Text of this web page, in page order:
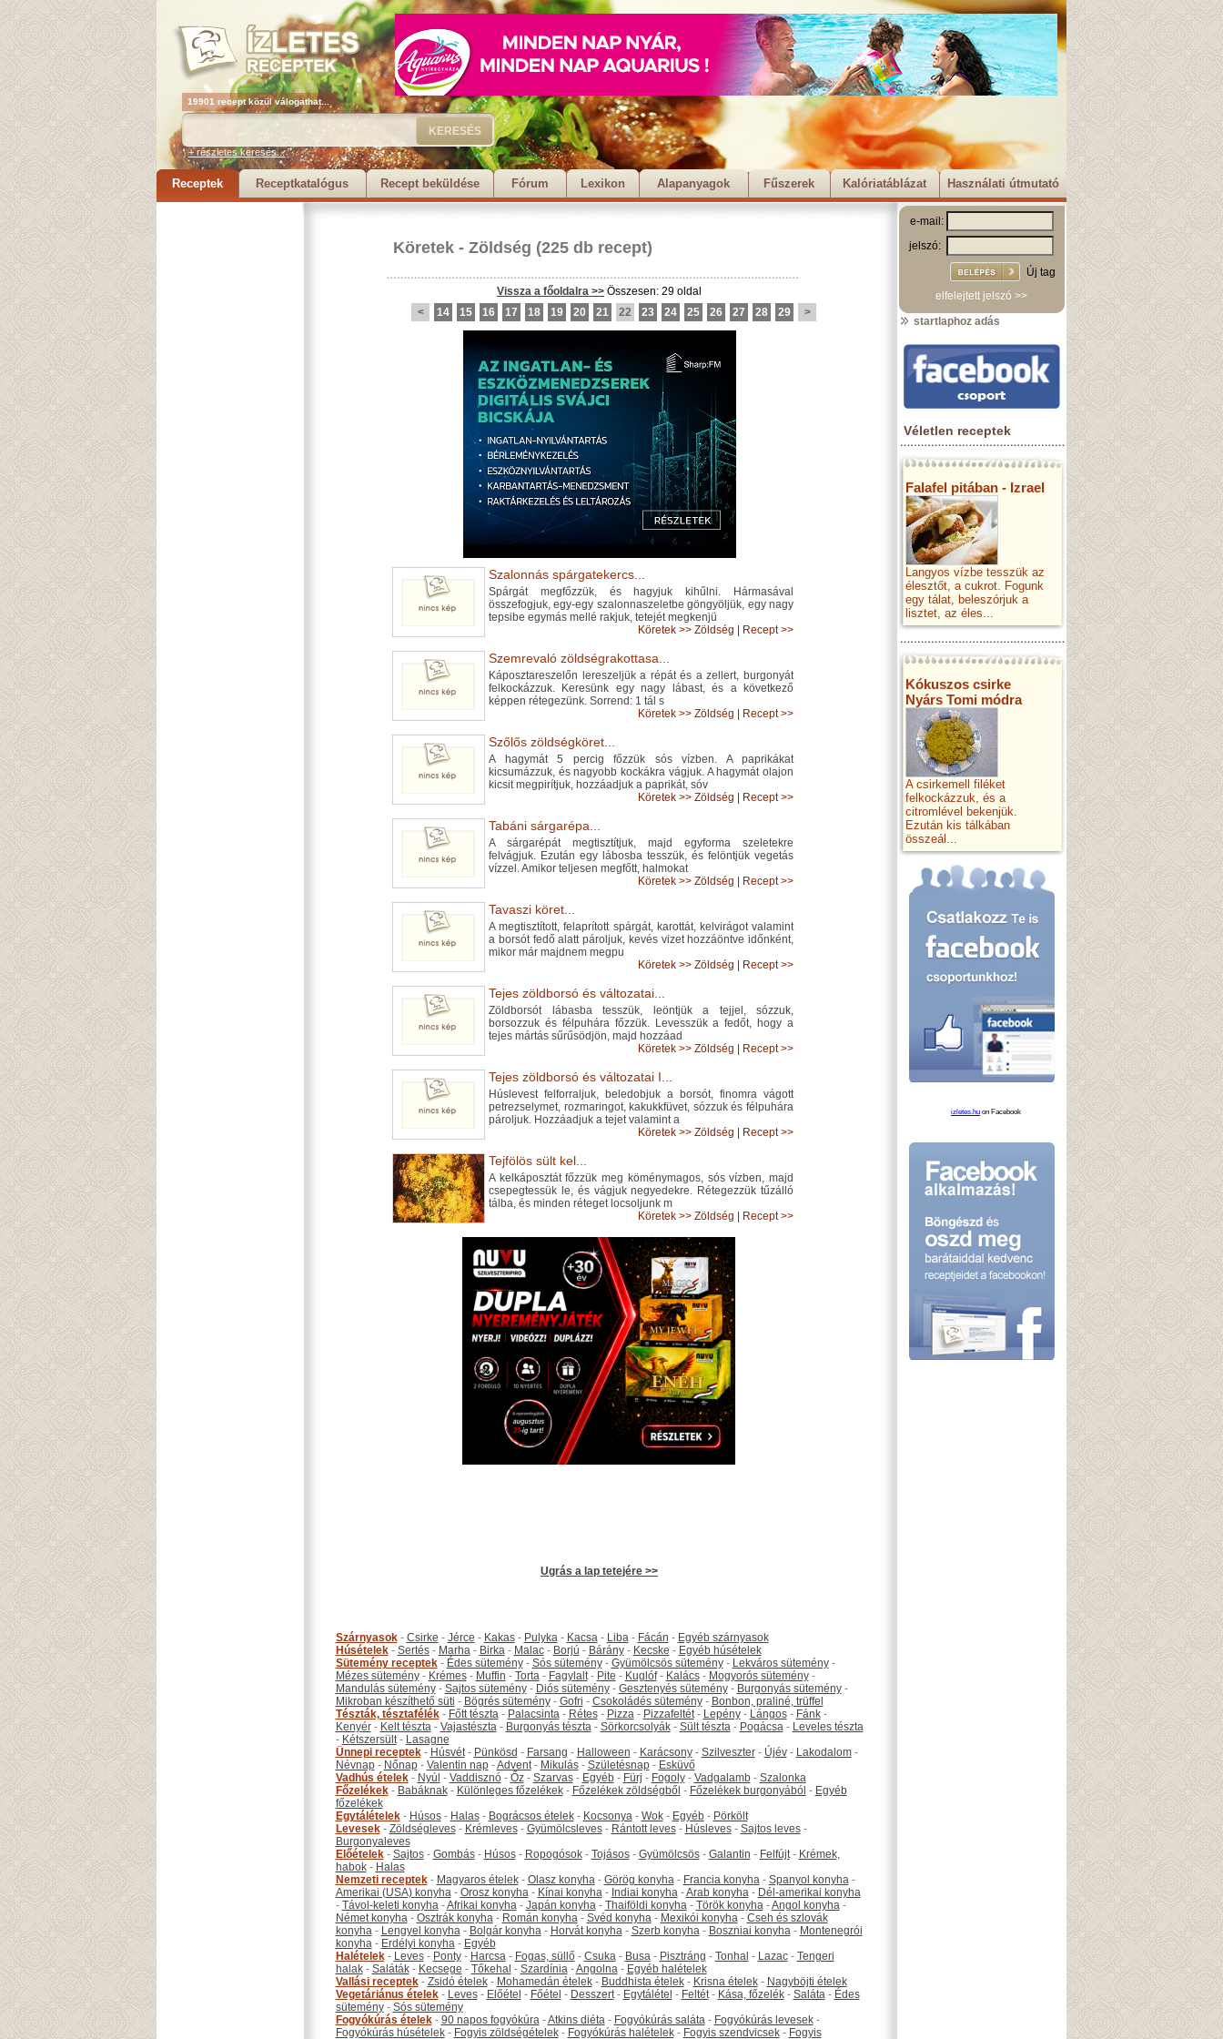
19901 recept közül válogathat...
+ részletes keresés...
Receptek Receptkatalógus Recept beküldése Fórum Lexikon Alapanyagok Fűszerek Kalóriatáblázat Használati útmutató
Köretek - Zöldség (225 db recept)
Vissza a főoldalra >> Összesen: 29 oldal
<
14 15 16 17 18 19 20 21 22 23 24 25 26 27 28 29 >
Szalonnás spárgatekercs...
Spárgát megfőzzük, és hagyjuk kihűlni. Hármasával
összefogjuk, egy-egy szalonnaszeletbe göngyöljük, egy nagy
tepsibe egymás mellé rakjuk, tetejét megkenjü
Köretek >> Zöldség Recept >>
Szemrevaló zöldségrakottasa...
Káposztareszelőn lereszeljük a répát és a zellert, burgonyát
felkockázzuk. Keresünk egy nagy lábast, és a következő
képpen rétegezünk. Sorrend: 1 tál s
Köretek >> Zöldség Recept >>
Szőlős zöldségköret...
A hagymát 5 percig főzzük sós vízben. A paprikákat
kicsumázzuk, és nagyobb kockákra vágjuk. A hagymát olajon
kicsit megpirítjuk, hozzáadjuk a paprikát, sóv
Köretek >> Zöldség Recept >>
Tabáni sárgarépa...
A sárgarépát megtisztítjuk, majd egyforma szeletekre
felvágjuk. Ezután egy lábosba tesszük, és felöntjük vegetás
vízzel. Amikor teljesen megfőtt, halmokat
Köretek >> Zöldség Recept >>
Tavaszi köret...
A megtisztított, felaprított spárgát, karottát, kelvirágot valamint
a borsót fedő alatt pároljuk, kevés vizet hozzáöntve időnként,
mikor már majdnem megpu
Köretek >> Zöldség Recept >>
Tejes zöldborsó és változatai...
Zöldborsót lábasba tesszük, leöntjük a tejjel, sózzuk,
borsozzuk és félpuhára főzzük. Levesszük a fedőt, hogy a
tejes mártás sűrűsödjön, majd hozzáad
Köretek >> Zöldség Recept >>
Tejes zöldborsó és változatai I...
Húslevest felforraljuk, beledobjuk a borsót, finomra vágott
petrezselymet, rozmaringot, kakukkfüvet, sózzuk és félpuhára
pároljuk. Hozzáadjuk a tejet valamint a
Köretek >> Zöldség Recept >>
Tejfölös sült kel...
A kelkáposztát főzzük meg köménymagos, sós vízben, majd
csepegtessük le, és vágjuk negyedekre. Rétegezzük tűzálló
tálba, és minden réteget locsoljunk m
Köretek >> Zöldség Recept >>
Ugrás a lap tetejére >>
Szárnyasok- Csirke - Jérce - Kakas- Pulyka- Kacsa- Liba- Fácán - Egyéb szárnyasok
Húsételek- Sertés- Marha- Birka- Malac- Borjú - Bárány- Kecske - Egyéb húsételek
Sütemény receptek- Édes sütemény- Sós sütemény- Gyümölcsös sütemény- Lekváros sütemény-
Mézes sütemény- Krémes- Muffin - Torta- Fagylalt- Pite - Kuglóf- Kalács- Mogyorós sütemény-
Mandulás sütemény- Sajtos sütemény- Diós sütemény- Gesztenyés sütemény- Burgonyás sütemény-
Mikroban készíthető süti - Bögrés sütemény- Gofri - Csokoládés sütemény- Bonbon, praliné, trüffel
Tészták, tésztafélék- Főtt tészta- Palacsinta- Rétes- Pizza- Pizzafeltét- Lepény- Lángos- Fánk-
Kenyér- Kelt tészta- Vajastészta- Burgonyás tészta- Sörkorcsolyák- Sült tészta- Pogácsa- Leveles tészta
- Kétszersült- Lasagne
Ünnepi receptek- Húsvét- Pünkösd - Farsang - Halloween - Karácsony- Szilveszter- Újév- Lakodalom-
Névnap- Nőnap- Valentin nap-Advent- Mikulás- Születésnap- Esküvő
Vadhús ételek- Nyúl - Vaddisznó- Őz- Szarvas- Egyéb- Fürj - Fogoly- Vadgalamb- Szalonka
Főzelékek- Babáknak- Különleges főzelékek- Főzelékek zöldségből - Főzelékek burgonyából - Egyéb
főzelékek
Egytálételek- Húsos- Halas- Bográcsos ételek- Kocsonya- Wok- Egyéb- Pörkölt
Levesek- Zöldségleves- Krémleves- Gyümölcsleves- Rántott leves- Húsleves- Sajtos leves-
Burgonyaleves
Előételek- Sajtos- Gombás- Húsos- Ropogósok- Tojásos- Gyümölcsös- Galantin - Felfújt- Krémek,
habok- Halas
Nemzeti receptek- Magyaros ételek- Olasz konyha- Görög konyha- Francia konyha- Spanyol konyha-
Amerikai (USA) konyha- Orosz konyha- Kínai konyha- Indiai konyha-Arab konyha- Dél-amerikai konyha
- Távol-keleti konyha-Afrikai konyha- Japán konyha- Thaiföldi konyha- Török konyha-Angol konyha-
Német konyha- Osztrák konyha- Román konyha- Svéd konyha- Mexikói konyha- Cseh és szlovák
konyha- Lengyel konyha- Bolgár konyha- Horvát konyha- Szerb konyha- Boszniai konyha- Montenegrói
konyha- Erdélyi konyha- Egyéb
Halételek- Leves- Ponty- Harcsa- Fogas, süllő- Csuka- Busa- Pisztráng - Tonhal - Lazac- Tengeri
halak- Saláták- Kecsege - Tőkehal - Szardínia-Angolna- Egyéb halételek
Vallási receptek- Zsidó ételek- Mohamedán ételek- Buddhista ételek- Krisna ételek- Nagyböjti ételek
Vegetáriánus ételek- Leves- Előétel - Főétel - Desszert- Egytálétel - Feltét- Kása, főzelék- Saláta- Édes
sütemény- Sós sütemény
Fogyókúrás ételek- 90 napos fogyókúra-Atkins diéta- Fogyókúrás saláta- Fogyókúrás levesek-
Fogyókúrás húsételek- Fogyis zöldségételek- Fogyókúrás halételek- Fogyis szendvicsek- Fogyis
e-mail:
jelszó:
Új tag
elfelejtett jelszó >>
startlaphoz adás
Véletlen receptek
Falafel pitában - Izrael
Langyos vízbe tesszük az
élesztőt, a cukrot. Fogunk
egy tálat, beleszórjuk a
lisztet, az éles...
Kókuszos csirke
Nyárs Tomi módra
A csirkemell filéket
felkockázzuk, és a
citromlével bekenjük.
Ezután kis tálkában
összeál...
izletes.hu on Facebook